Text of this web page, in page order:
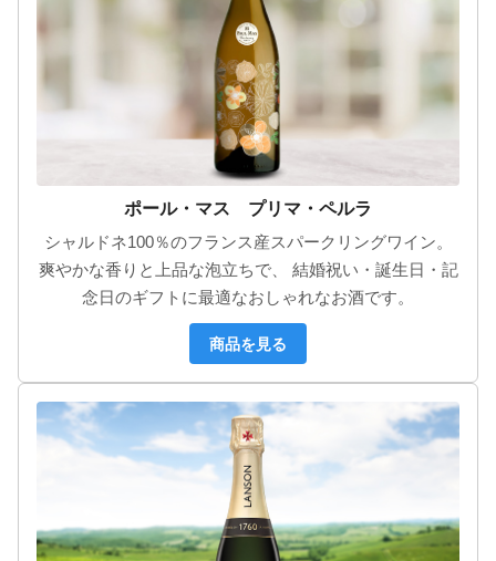
ポール・マス プリマ・ペルラ
シャルドネ100％のフランス産スパークリングワイン。
爽やかな香りと上品な泡立ちで、 結婚祝い・誕生日・記
念日のギフトに最適なおしゃれなお酒です。
商品を見る